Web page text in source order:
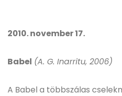
2010. november 17.
Babel (A. G. Inarritu, 2006)
A Babel a többszálas